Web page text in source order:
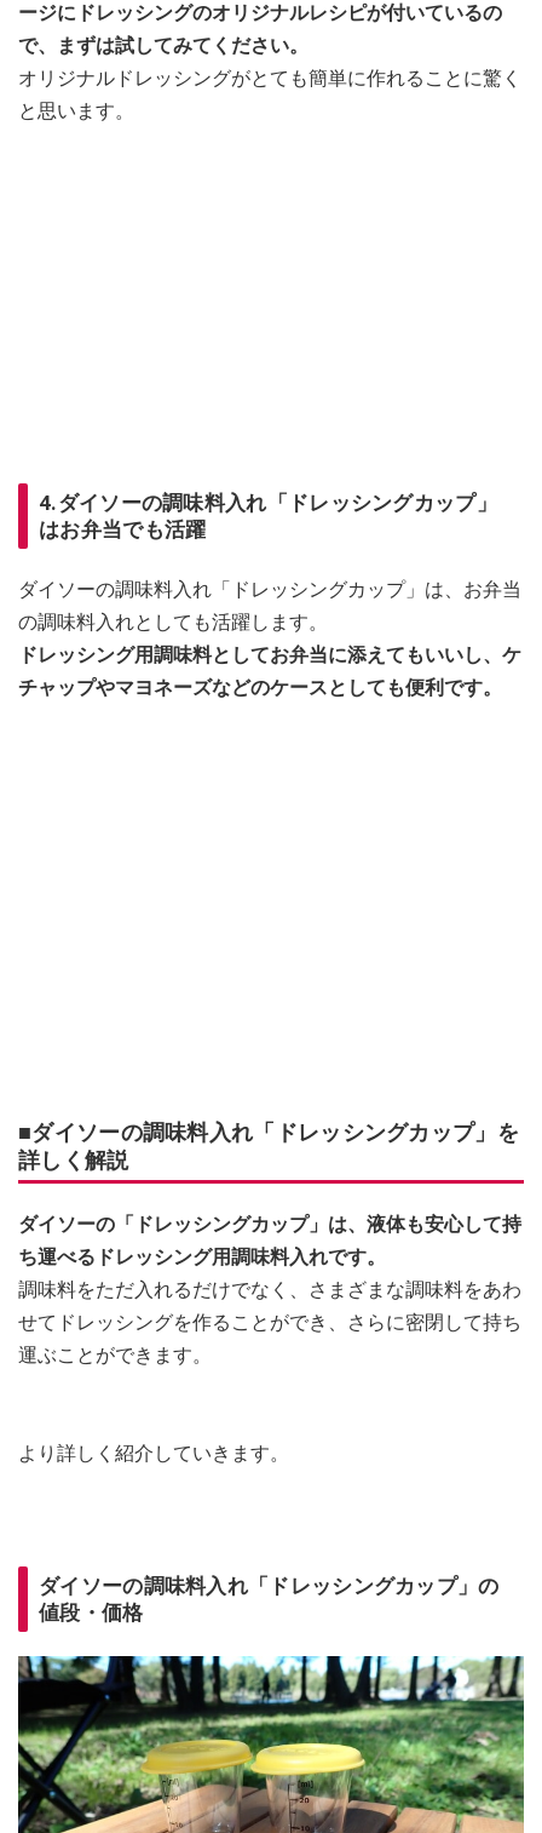
ージにドレッシングのオリジナルレシピが付いているの
で、まずは試してみてください。
オリジナルドレッシングがとても簡単に作れることに驚く
と思います。
4.ダイソーの調味料入れ「ドレッシングカップ」
はお弁当でも活躍
ダイソーの調味料入れ「ドレッシングカップ」は、お弁当
の調味料入れとしても活躍します。
ドレッシング用調味料としてお弁当に添えてもいいし、ケ
チャップやマヨネーズなどのケースとしても便利です。
■ダイソーの調味料入れ「ドレッシングカップ」を
詳しく解説
ダイソーの「ドレッシングカップ」は、液体も安心して持
ち運べるドレッシング用調味料入れです。
調味料をただ入れるだけでなく、さまざまな調味料をあわ
せてドレッシングを作ることができ、さらに密閉して持ち
運ぶことができます。
より詳しく紹介していきます。
ダイソーの調味料入れ「ドレッシングカップ」の
値段・価格